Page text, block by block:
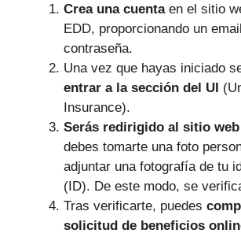
Crea una cuentaen el sitio
EDD, proporcionando un
contraseña.
Una vez que hayas iniciado
entrar a la sección del UI
Insurance).
Serás redirigido al sitio web
debes tomarte una foto
adjuntar una fotografía de tu
(ID). De este modo, se
Tras verificarte, puedes
solicitud de beneficios